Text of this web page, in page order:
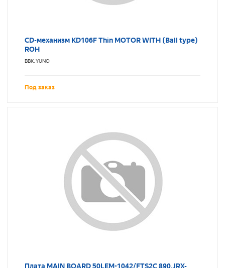
CD-механизм KD106F Thin MOTOR WITH (Ball type)
ROH
BBK, YUNO
Под заказ
Плата MAIN BOARD 50LEM-1042/FTS2C 890.JRX-